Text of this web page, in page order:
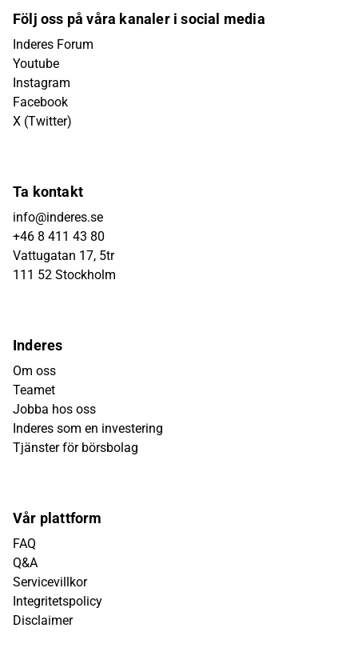
Följ oss på våra kanaler i social media
Inderes Forum
Youtube
Instagram
Facebook
X (Twitter)
Ta kontakt
info@inderes.se
+46 8 411 43 80
Vattugatan 17, 5tr
111 52 Stockholm
Inderes
Om oss
Teamet
Jobba hos oss
Inderes som en investering
Tjänster för börsbolag
Vår plattform
FAQ
Q&A
Servicevillkor
Integritetspolicy
Disclaimer